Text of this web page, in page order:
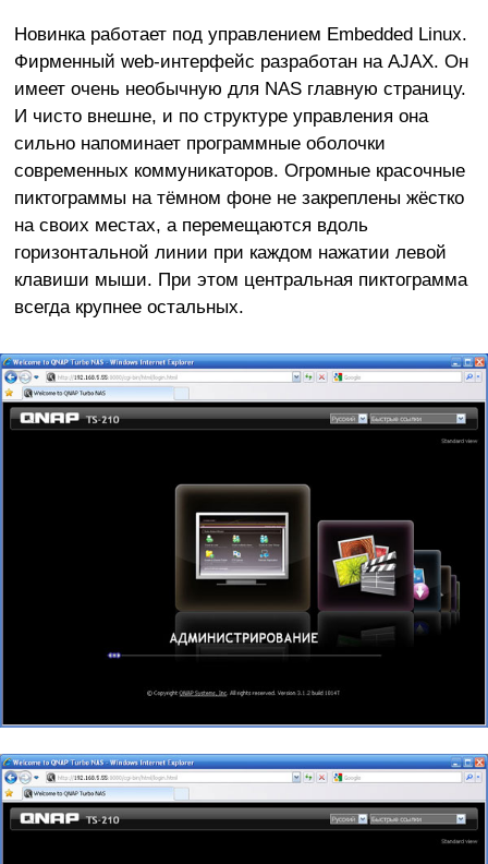
Новинка работает под управлением Embedded Linux.
Фирменный web-интерфейс разработан на AJAX. Он
имеет очень необычную для NAS главную страницу.
И чисто внешне, и по структуре управления она
сильно напоминает программные оболочки
современных коммуникаторов. Огромные красочные
пиктограммы на тёмном фоне не закреплены жёстко
на своих местах, а перемещаются вдоль
горизонтальной линии при каждом нажатии левой
клавиши мыши. При этом центральная пиктограмма
всегда крупнее остальных.